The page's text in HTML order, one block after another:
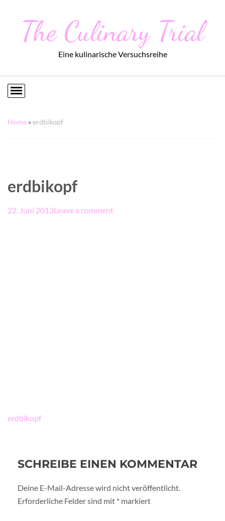
The Culinary Trial
Eine kulinarische Versuchsreihe
Home »erdbikopf
erdbikopf
22. Juni 2013Leave a comment
Beitragsnavigation
erdbikopf
SCHREIBE EINEN KOMMENTAR
Deine E-Mail-Adresse wird nicht veröffentlicht.
Erforderliche Felder sind mit * markiert